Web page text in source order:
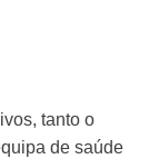
tanto o
de saúde